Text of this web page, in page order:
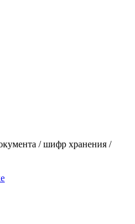
/ шифр хранения /